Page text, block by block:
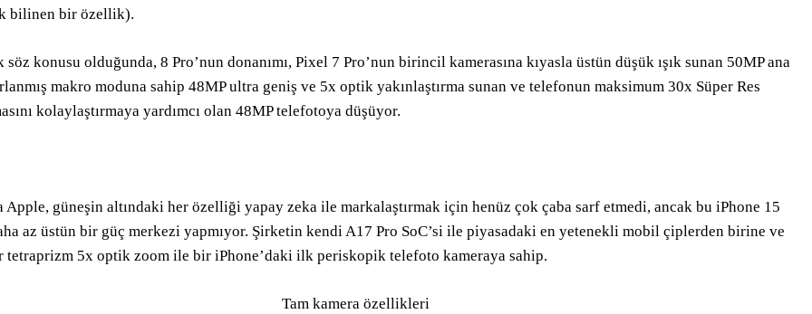
bilinen bir özellik).
söz konusu olduğunda, 8 Pro’nun donanımı, Pixel 7 Pro’nun birincil kamerasına kıyasla üstün düşük ışık sunan 50MP ana
makro moduna sahip 48MP ultra geniş ve 5x optik yakınlaştırma sunan ve telefonun maksimum 30x Süper Res
kolaylaştırmaya yardımcı olan 48MP telefotoya düşüyor.
Apple, güneşin altındaki her özelliği yapay zeka ile markalaştırmak için henüz çok çaba sarf etmedi, ancak bu iPhone 15
az üstün bir güç merkezi yapmıyor. Şirketin kendi A17 Pro SoC’si ile piyasadaki en yetenekli mobil çiplerden birine ve
tetraprizm 5x optik zoom ile bir iPhone’daki ilk periskopik telefoto kameraya sahip.
Tam kamera özellikleri